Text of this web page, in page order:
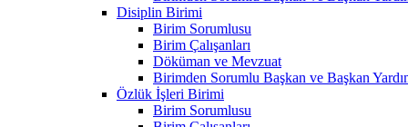
Disiplin Birimi
Birim Sorumlusu
Birim Çalışanları
Döküman ve Mevzuat
Birimden Sorumlu Başkan ve Başkan
Özlük İşleri Birimi
Birim Sorumlusu